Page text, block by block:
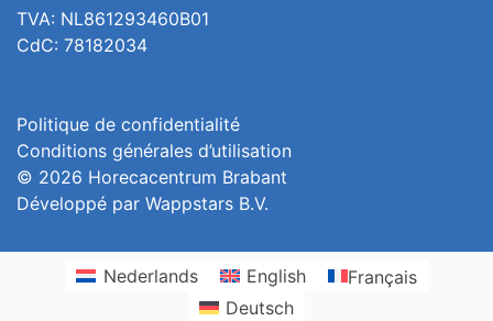
TVA: NL861293460B01
CdC: 78182034
Politique de confidentialité
Conditions générales d’utilisation
© 2026 Horecacentrum Brabant
Développé par Wappstars B.V.
Nederlands English
Français
Deutsch